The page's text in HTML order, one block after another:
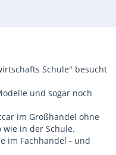
Schule" besucht
und sogar noch
im Großhandel ohne
wie in der Schule.
im Fachhandel - und